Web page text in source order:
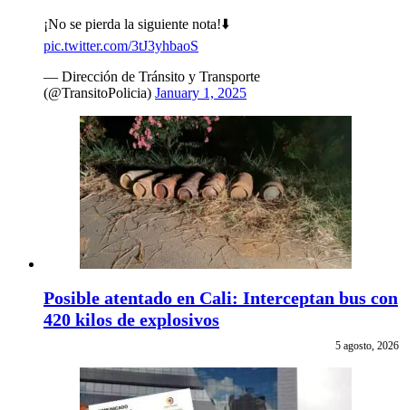
¡No se pierda la siguiente nota!⬇️
pic.twitter.com/3tJ3yhbaoS
— Dirección de Tránsito y Transporte
(@TransitoPolicia) January 1, 2025
Posible atentado en Cali: Interceptan bus con
420 kilos de explosivos
5 agosto, 2026